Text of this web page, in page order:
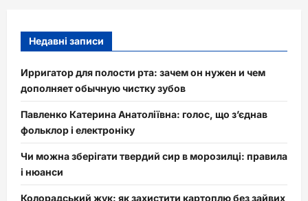
Недавні записи
Ирригатор для полости рта: зачем он нужен и чем
дополняет обычную чистку зубов
Павленко Катерина Анатоліївна: голос, що з’єднав
фольклор і електроніку
Чи можна зберігати твердий сир в морозилці: правила
і нюанси
Колорадський жук: як захистити картоплю без зайвих